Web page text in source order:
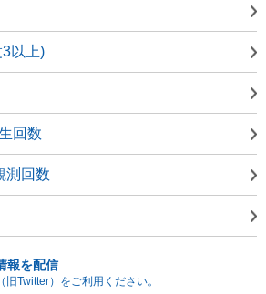
以上)
回数
測回数
報を配信
Twitter）をご利用ください。